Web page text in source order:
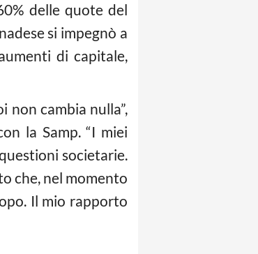
delle quote del
si impegnò a
di capitale,
non cambia nulla”,
la Samp. “I miei
societarie.
che, nel momento
Il mio rapporto